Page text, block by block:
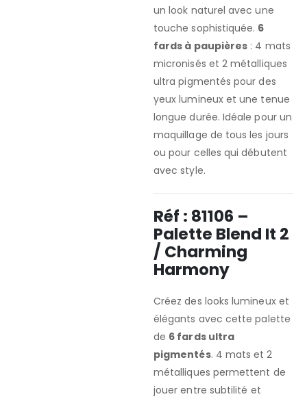
un look naturel avec une
touche sophistiquée. 6
fards à paupières : 4 mats
micronisés et 2 métalliques
ultra pigmentés pour des
yeux lumineux et une tenue
longue durée. Idéale pour un
maquillage de tous les jours
ou pour celles qui débutent
avec style.
Réf : 81106 –
Palette Blend It 2
/ Charming
Harmony
Créez des looks lumineux et
élégants avec cette palette
de 6 fards ultra
pigmentés. 4 mats et 2
métalliques permettent de
jouer entre subtilité et